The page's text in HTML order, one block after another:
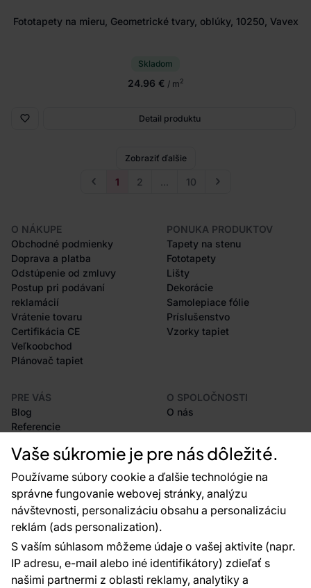
Vaše súkromie je pre nás dôležité.
Používame súbory cookie a ďalšie technológie na
správne fungovanie webovej stránky, analýzu
návštevnosti, personalizáciu obsahu a personalizáciu
reklám (ads personalization).
S vaším súhlasom môžeme údaje o vašej aktivite (napr.
IP adresu, e-mail alebo iné identifikátory) zdieľať s
našimi partnermi z oblasti reklamy, analytiky a
Fototapety na mieru, Geometrické tvary, oblúky, 10250, Vavex
Skladom
24.96 € / m2
Detail produktu
Zobraziť ďalšie
1 2 10
O NÁKUPE
Obchodné podmienky
Doprava a platba
Odstúpenie od zmluvy
Postup pri podávaní
reklamácií
Vrátenie tovaru
Certifikácia CE
Veľkoobchod
Plánovač tapiet
PONUKA PRODUKTOV
Tapety na stenu
Fototapety
Lišty
Dekorácie
Samolepiace fólie
Príslušenstvo
Vzorky tapiet
PRE VÁS
Blog
Referencie
Rady a tipy
Najčastejšie otázky
O SPOLOČNOSTI
O nás
Kontakty
Sme tu pre vás 24 hodín denne, 7 dní v
týždni
+420 777 004 021